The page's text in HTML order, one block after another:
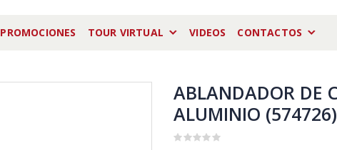
PROMOCIONES TOUR VIRTUAL VIDEOS CONTACTOS
ABLANDADOR DE
ALUMINIO (574726)